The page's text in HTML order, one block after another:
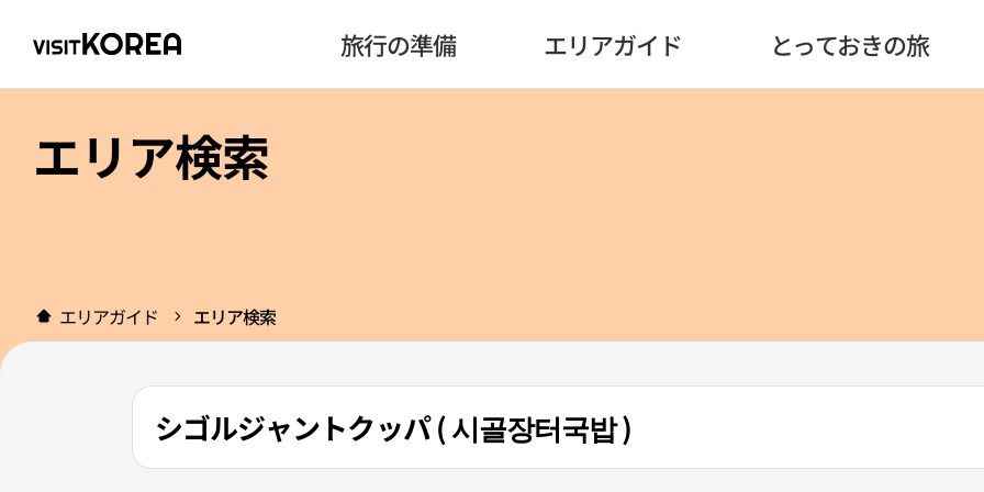
旅行の準備 エリアガイド とっておきの旅
エリア検索
エリアガイド エリア検索
シゴルジャントクッパ ( 시골장터국밥 )